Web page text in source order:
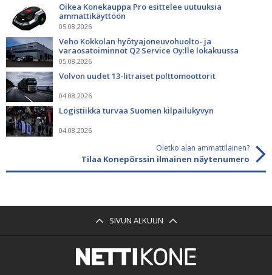
Oikea Konekauppa Pro esittelee uutuuksia
ammattikäyttöön
05.08.2026
Veho Kokkolan hyötyajoneuvohuolto- ja
varaosatoiminnot Q2 Service Oy:lle lokakuussa
05.08.2026
Volvon uudet 13-litraiset polttomoottorit
04.08.2026
Logistiikka turvaa Suomen kilpailukyvyn
04.08.2026
Oletko alan ammattilainen?
Tilaa Konepörssin ilmainen näytenumero
SIVUN ALKUUN